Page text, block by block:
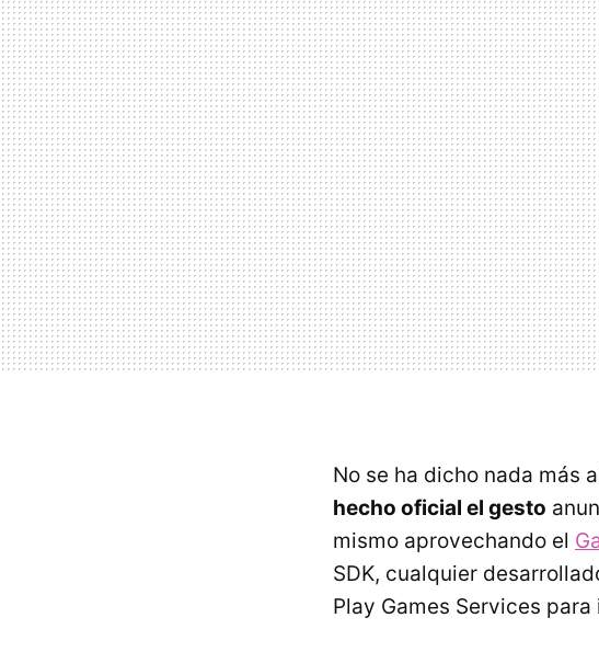
No se ha dicho nada más
hecho oficial el gesto
mismo aprovechando el
SDK, cualquier
Play Games Services